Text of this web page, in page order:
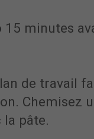
minutes
de travail
Chemisez
pâte.